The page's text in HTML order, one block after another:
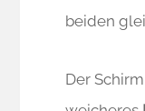
beiden
Der